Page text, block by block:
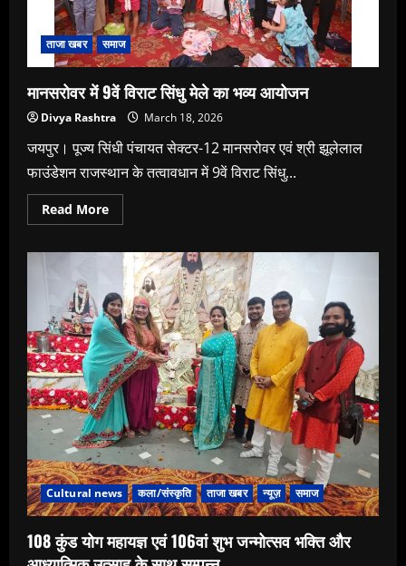
ताजा खबर समाज
मानसरोवर में 9वें विराट सिंधु मेले का भव्य आयोजन
Divya Rashtra March 18, 2026
जयपुर। पूज्य सिंधी पंचायत सेक्टर-12 मानसरोवर एवं श्री झूलेलाल
फाउंडेशन राजस्थान के तत्वावधान में 9वें विराट सिंधु...
Read MoreRead
more
विराट
सिंधु
मेले
का
भव्य
आयोजन
Cultural news कला/संस्कृति ताजा खबर न्यूज़ समाज
108 कुंड योग महायज्ञ एवं 106वां शुभ जन्मोत्सव भक्ति और